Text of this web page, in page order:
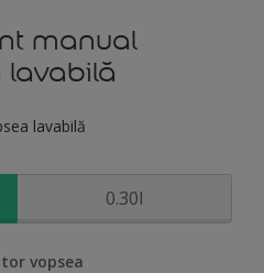
manual
lavabilă
lavabilă
0.30l
vopsea